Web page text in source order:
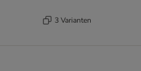
3 Varianten